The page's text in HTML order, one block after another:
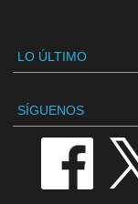
LO ÚLTIMO
SÍGUENOS